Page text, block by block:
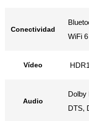
Conectividad
WiFi 6
Vídeo
Audio
Dolby
DTS,